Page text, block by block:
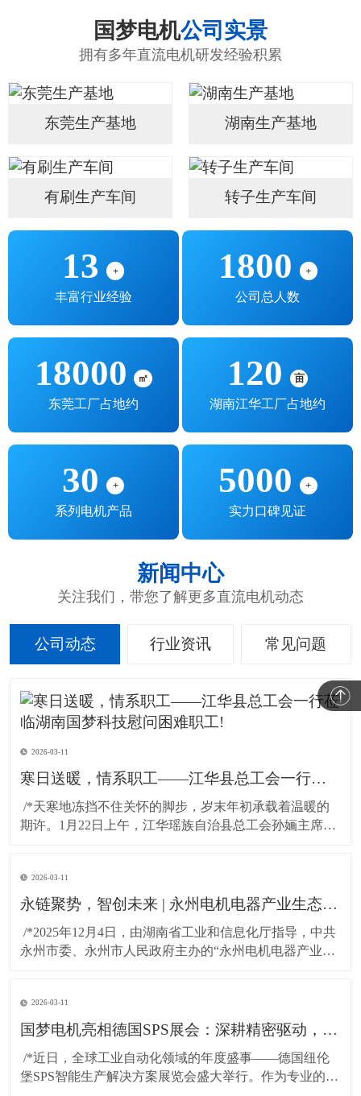
国梦电机公司实景
拥有多年直流电机研发经验积累
东莞生产基地 湖南生产基地
有刷生产车间 转子生产车间
13 +
丰富行业经验
1800 +
公司总人数
18000 ㎡
东莞工厂占地约
120 亩
湖南江华工厂占地约
30 +
系列电机产品
5000 +
实力口碑见证
新闻中心
关注我们，带您了解更多直流电机动态
公司动态 行业资讯 常见问题
2026-03-11
寒日送暖，情系职工——江华县总工会一行莅临湖南国梦科技慰问困难职工!
期许。1月22日上午，江华瑶族自治县总工会孙婳主席、
挂，专程到访湖南国梦科技开展慰问活动，为百余名坚
守岗位的困难职工送上精心准备的粮油物资，以
2026-03-11
永链聚势，智创未来 | 永州电机电器产业生态对接会在湖南国梦园区隆重召开！
永州市委、永州市人民政府主办的“永州电机电器产业生
图”为主题，汇聚了政府领导、行业专家与产业链伙伴，
共商发展大计，共谋协同未来。*
2026-03-11
国梦电机亮相德国SPS展会：深耕精密驱动，连接全球智造！
堡SPS智能生产解决方案展览会盛大举行。作为专业的无